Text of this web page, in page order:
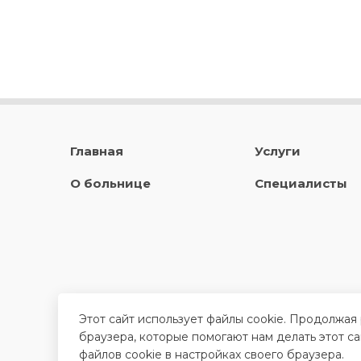
Главная
О больнице
Услуги
Специалисты
Этот сайт использует файлы cookie.
браузера, которые помогают нам делать этот
файлов cookie в настройках своего браузера.